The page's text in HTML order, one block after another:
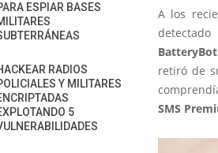
A los
detectado
retiró de
SMS
ESPIAR BASES
RADIOS
Y MILITARES
5